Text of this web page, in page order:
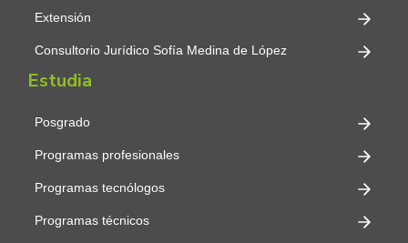
Extensión
Consultorio Jurídico Sofía Medina de López
Estudia
Posgrado
Programas profesionales
Programas tecnólogos
Programas técnicos